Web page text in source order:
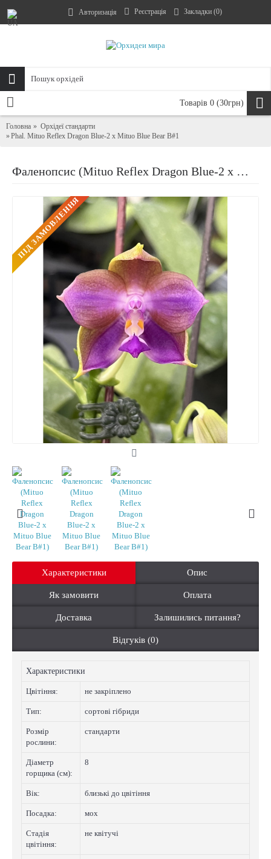
Авторизація Реєстрація Закладки (0)
Товарів 0 (30грн)
Головна
Орхідеї стандарти
Phal. Mituo Reflex Dragon Blue-2 x Mituo Blue Bear B#1
Фаленопсис (Mituo Reflex Dragon Blue-2 x Mituo Blue Bear B#1)
ПIД ЗАМОВЛЕННЯ
Характеристики Опис
Як замовити Оплата
Доставка Залишились питання?
Відгуків (0)
Характеристики
Цвiтiння: не закріплено
Тип: сортові гібриди
Розмір
рослини:
стандарти
Діаметр
горщика (см):
8
Вік: близькі до цвітіння
Посадка: мох
Стадія
цвітіння:
не квітучі